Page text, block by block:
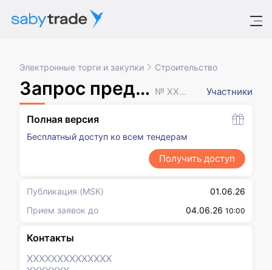
Электронные торги и закупки Строительство
Запрос предложений № XXXXXXX Участники
Полная версия
Бесплатный доступ ко всем тендерам
Получить доступ
Публикация (MSK)
01.06.26
Прием заявок до
04.06.26 10:00
Контакты
XXXXXXXXXXXXXX